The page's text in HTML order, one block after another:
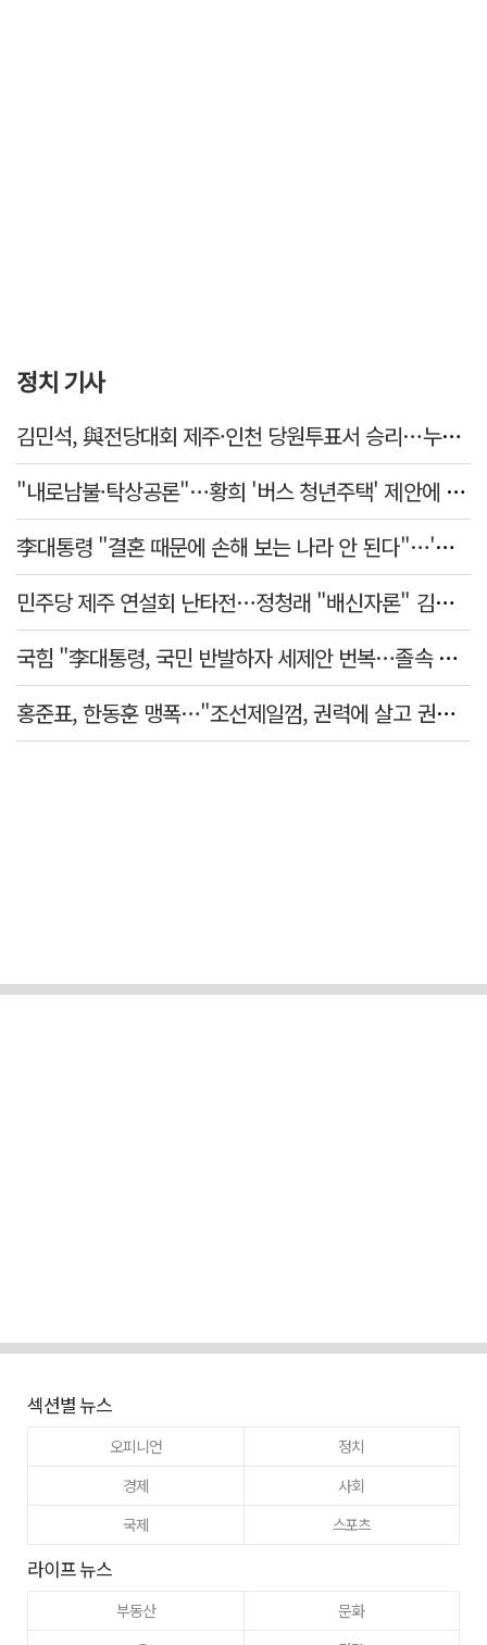
정치 기사
김민석, 與전당대회 제주·인천 당원투표서 승리…누적 득표는 '초박빙'
"내로남불·탁상공론"…황희 '버스 청년주택' 제안에 與 내부서도 쓴소리
李대통령 "결혼 때문에 손해 보는 나라 안 된다"…'결혼 페널티' 22개 손본다
민주당 제주 연설회 난타전…정청래 "배신자론" 김민석 "관리 무능"
국힘 "李대통령, 국민 반발하자 세제안 번복…졸속 국정 즉각 중단"
홍준표, 한동훈 맹폭…"조선제일껌, 권력에 살고 권력에 죽었다"
섹션별 뉴스
오피니언
정치
경제
사회
국제
스포츠
라이프 뉴스
부동산
문화